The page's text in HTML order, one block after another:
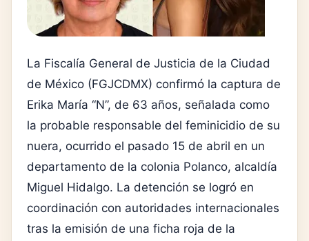
La Fiscalía General de Justicia de la Ciudad
de México (FGJCDMX) confirmó la captura de
Erika María “N”, de 63 años, señalada como
la probable responsable del feminicidio de su
nuera, ocurrido el pasado 15 de abril en un
departamento de la colonia Polanco, alcaldía
Miguel Hidalgo. La detención se logró en
coordinación con autoridades internacionales
tras la emisión de una ficha roja de la